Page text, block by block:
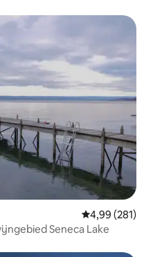
Gemiddelde
4,99 (281)
Seneca Lake